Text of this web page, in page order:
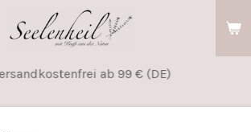
ab 99 € (DE)